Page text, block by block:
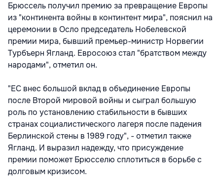
Брюссель получил премию за превращение Европы
из "континента войны в континтент мира", пояснил на
церемонии в Осло председатель Нобелевской
премии мира, бывший премьер-министр Норвегии
Турбъерн Ягланд. Евросоюз стал "братством между
народами", отметил он.
"ЕС внес большой вклад в объединение Европы
после Второй мировой войны и сыграл большую
роль по установлению стабильности в бывших
странах социалистического лагеря после падения
Берлинской стены в 1989 году", - отметил также
Ягланд. И выразил надежду, что присуждение
премии поможет Брюсселю сплотиться в борьбе с
долговым кризисом.